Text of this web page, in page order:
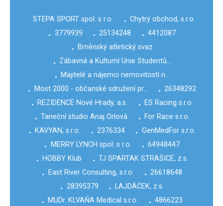
STEPA SPORT spol. s r.o. • Chytrý obchod, s.r.o.
• 3779939 • 25134248 • 4412087
• Brněnský atletický svaz
• Zábavná a Kulturní Unie Studentů…
• Majitelé a nájemci nemovitostí n…
•
Most 2000 - občanské sdružení pr… • 26348292
• REZIDENCE Nové Hrady, a.s. • ES Racing s.r.o.
• Taneční studio Anaj Orlová • For Race s.r.o.
• KAVYAN, s.r.o. • 2376334 • GenMedFor s.r.o.
•
MERRY LYNCH spol. s r.o. • 64948447
• HOBBY Klub • TJ SPARTAK STRAŠICE, z.s.
•
East River Consulting, s.r.o. • 26618648
• 28395379 • LAJDÁČEK, z.s.
• MUDr. KLVAŇA Medical s.r.o. • 4866223